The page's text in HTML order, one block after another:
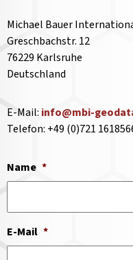
Michael Bauer
Greschbachstr. 12
76229 Karlsruhe
Deutschland
E-Mail: info@mbi-
Telefon: +49 (0)721
Name *
E-Mail *